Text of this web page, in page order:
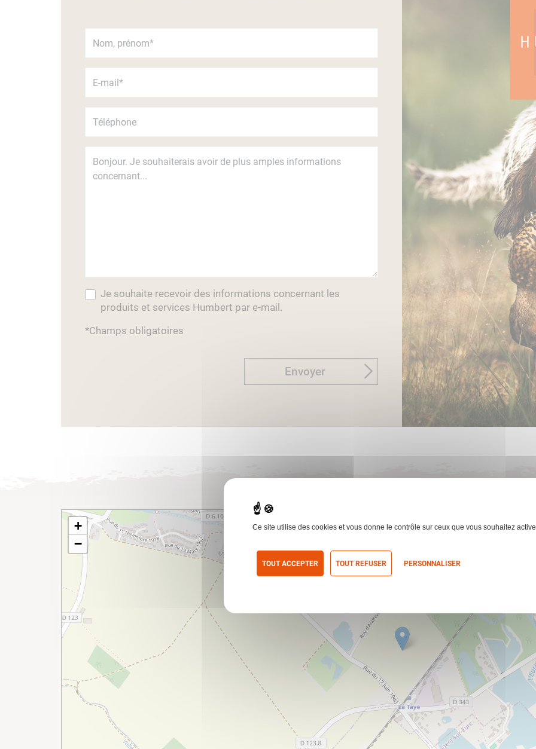
Je souhaite recevoir des informations concernant les
produits et services Humbert par e-mail.
*Champs obligatoires
Envoyer
+
−
Ce site utilise des cookies et vous donne le contrôle sur ceux que vous souhaitez
TOUT ACCEPTER TOUT REFUSER PERSONNALISER